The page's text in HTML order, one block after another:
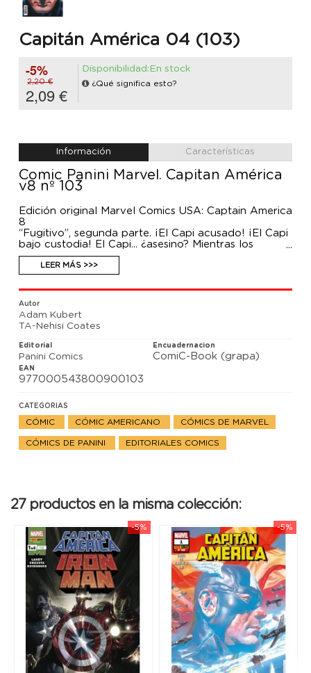
Capitán América 04 (103)
-5%
2,20 €
2,09 €
Disponibilidad:En stock
¿Qué significa esto?
Información Características
Comic Panini Marvel. Capitan América
v8 nº 103
Edición original Marvel Comics USA: Captain America
8
“Fugitivo”, segunda parte. ¡El Capi acusado! ¡El Capi
bajo custodia! El Capi... ¿asesino? Mientras los
nuevos enemigos del Centinela de la Libertad
mueven los hilos, Steve Rogers no se encuentra en
posición de luchar. ¿Quién le apoyará en su nueva
situación?
LEER MÁS >>>
Autor
Adam Kubert
TA-Nehisi Coates
Editorial
Panini Comics
Encuadernacion
ComiC-Book (grapa)
EAN
977000543800900103
CATEGORIAS
CÓMIC CÓMIC AMERICANO CÓMICS DE MARVEL
CÓMICS DE PANINI EDITORIALES COMICS
27 productos en la misma colección:
-5% -5%